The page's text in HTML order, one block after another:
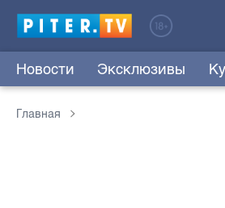
Новости Эксклюзивы
Главная